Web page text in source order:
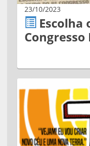
23/10/2023
Escolha
Congresso